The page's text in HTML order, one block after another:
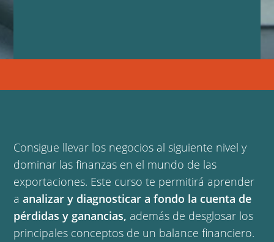
Consigue llevar los negocios al siguiente nivel y
dominar las finanzas en el mundo de las
exportaciones. Este curso te permitirá aprender
aanalizar y diagnosticar a fondo la cuenta de
pérdidas y ganancias, además de desglosar los
principales conceptos de un balance financiero.